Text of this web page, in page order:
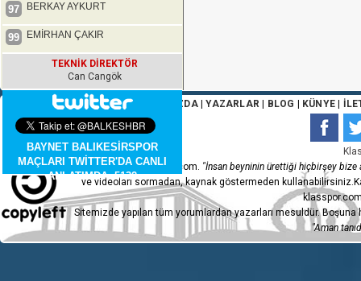
97 BERKAY AYKURT
99 EMİRHAN ÇAKIR
TEKNİK DİREKTÖR
Can Cangök
BAYNET BALIKESİRSPOR
MAÇLARI TWİTTER'DA CANLI
ANLATIMDA. 5132
ANA SAYFA| HAKKIMIZDA|YAZARLAR BLOG KÜNYE|
Copyleft 2015 - klasspor.com. "İnsan beyninin ürettiği hiçbirşey bize
ve videoları sormadan, kaynak göstermeden
Sitemizde yapılan tüm yorumlardan yazarları mesuldür.
"Aman